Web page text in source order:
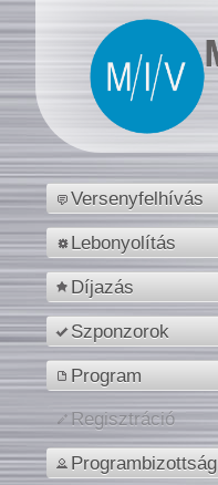
Versenyfelhívás
Lebonyolítás
Díjazás
Szponzorok
Program
Regisztráció
Programbizottság